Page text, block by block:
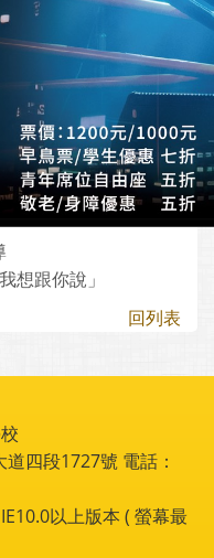
想跟你說」
回列表
四段1727號 電話：
以上版本 ( 螢幕最